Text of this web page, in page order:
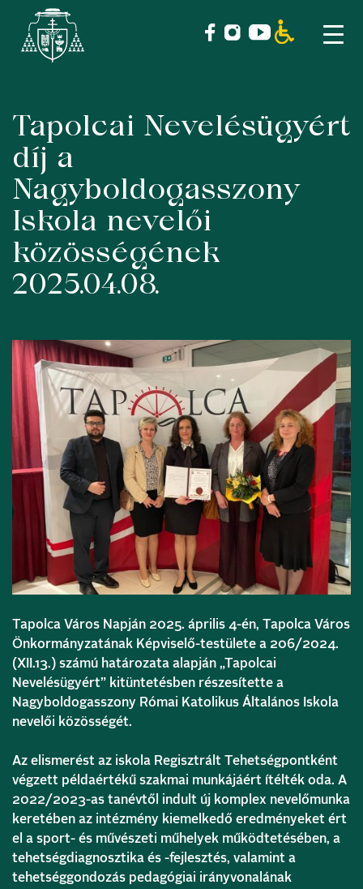
Skip
content
Tapolcai Nevelésügyért
díj a
Nagyboldogasszony
Iskola nevelői
közösségének
2025.04.08.
Tapolca Város Napján 2025. április 4-én, Tapolca Város
Önkormányzatának Képviselő-testülete a 206/2024.
(XII.13.) számú határozata alapján „Tapolcai
Nevelésügyért” kitüntetésben részesítette a
Nagyboldogasszony Római Katolikus Általános Iskola
nevelői közösségét.
Az elismerést az iskola Regisztrált Tehetségpontként
végzett példaértékű szakmai munkájáért ítélték oda. A
2022/2023-as tanévtől indult új komplex nevelőmunka
keretében az intézmény kiemelkedő eredményeket ért
el a sport- és művészeti műhelyek működtetésében, a
tehetségdiagnosztika és -fejlesztés, valamint a
tehetséggondozás pedagógiai irányvonalának